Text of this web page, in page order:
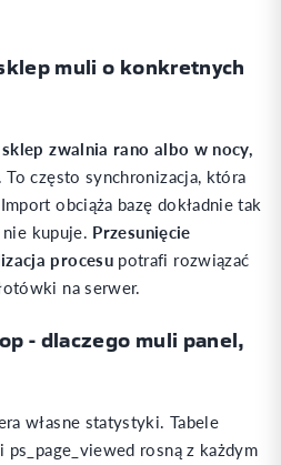
muli o konkretnych
sklep zwalnia rano albo w nocy,
. To często synchronizacja, która
obciąża bazę dokładnie tak
kupuje. Przesunięcie
procesupotrafi rozwiązać
na serwer.
- dlaczego muli panel,
własne statystyki. Tabele
ps_page_viewed rosną z każdym